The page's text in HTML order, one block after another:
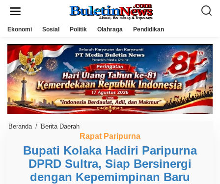
Ekonomi Sosial Politik Olahraga Pendidikan
Beranda / Berita Daerah
u
p
a
t
K
o
Rapat Paripurna
Bupati Kolaka Hadiri Paripurna
DPRD Sultra, Siap Bersinergi
dengan Kepemimpinan Baru